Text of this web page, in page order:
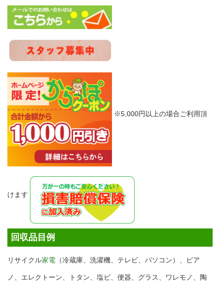
※5,000円以上の場合ご利用頂
けます
回収品目例
リサイクル家電 （冷蔵庫、洗濯機、テレビ、パソコン）、ピア
ノ、エレクトーン、トタン、塩ビ、便器、グラス、ワレモノ、陶